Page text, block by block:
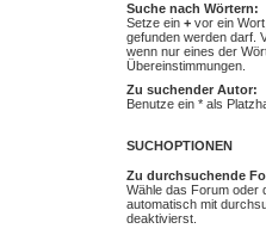
Suche nach Wörtern:
Setze ein + vor ein
gefunden werden darf.
wenn nur eines der
Übereinstimmungen.
Zu suchender Autor:
Benutze ein * als
SUCHOPTIONEN
Zu durchsuchende
Wähle das Forum oder
automatisch mit
deaktivierst.